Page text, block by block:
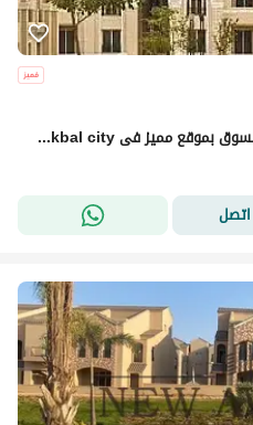
توين هاوس كورنر بافضل سعر فى السوق بموقع مميز فى green square mostakbal city
اتصل